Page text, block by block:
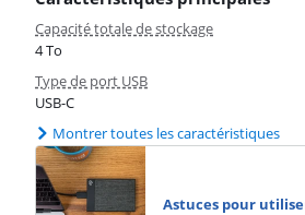
Capacité totale de stockage
4 To
Type de port USB
USB-C
Montrer toutes les caractéristiques
Astuces pour